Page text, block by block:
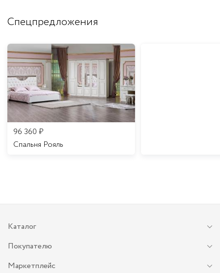
Спецпредложения
96 360 ₽
Спальня Рояль
Каталог
Покупателю
Маркетплейс